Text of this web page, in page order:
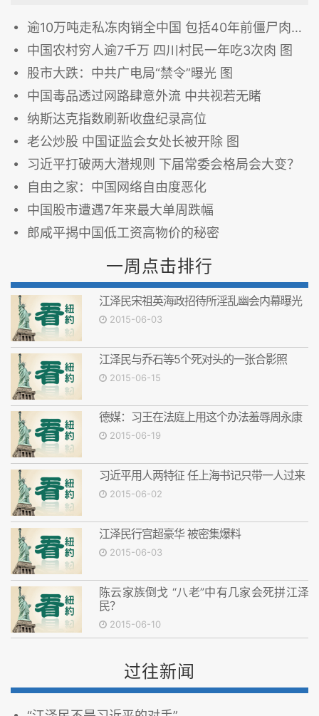
逾10万吨走私冻肉销全中国 包括40年前僵尸肉 图
中国农村穷人逾7千万 四川村民一年吃3次肉 图
股市大跌：中共广电局“禁令”曝光 图
中国毒品透过网路肆意外流 中共视若无睹
纳斯达克指数刷新收盘纪录高位
老公炒股 中国证监会女处长被开除 图
习近平打破两大潜规则 下届常委会格局会大变？
自由之家：中国网络自由度恶化
中国股市遭遇7年来最大单周跌幅
郎咸平揭中国低工资高物价的秘密
一周点击排行
江泽民宋祖英海政招待所淫乱幽会内幕曝光
2015-06-03
江泽民与乔石等5个死对头的一张合影照
2015-06-15
德媒：习王在法庭上用这个办法羞辱周永康
2015-06-19
习近平用人两特征 任上海书记只带一人过来
2015-06-02
江泽民行宫超豪华 被密集爆料
2015-06-03
陈云家族倒戈 “八老”中有几家会死拼江泽
民？
2015-06-10
过往新闻